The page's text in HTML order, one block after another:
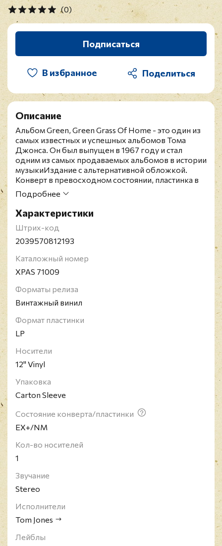
(0)
Подписаться
В избранное
Описание
Альбом Green, Green Grass Of Home - это один из
самых известных и успешных альбомов Тома
Джонса. Он был выпущен в 1967 году и стал
одним из самых продаваемых альбомов в истории
музыкиИздание с альтернативной обложкой.
Конверт в превосходном состоянии, пластинка в
состоянии близком к идеальному.Tom Jones -
британский эстрадный певец, песни которого
принесли ему в середине 60-х годов широкую
популярность. К концу 1980-х гг. было продано
уже боле 100 миллионов пластинок. В 1999 г. -
Лучший певец года и стал кавалером ордена
рук королевы Соединенного Королевства Орден
Британской Империи за заслуги перед
Подробнее
Характеристики
Штрих-код
2039570812193
Каталожный номер
XPAS 71009
Форматы релиза
Винтажный винил
Формат пластинки
LP
Носители
12" Vinyl
Упаковка
Carton Sleeve
Состояние конверта/пластинки
EX+/NM
Кол-во носителей
1
Звучание
Stereo
Исполнители
Tom Jones
Лейблы